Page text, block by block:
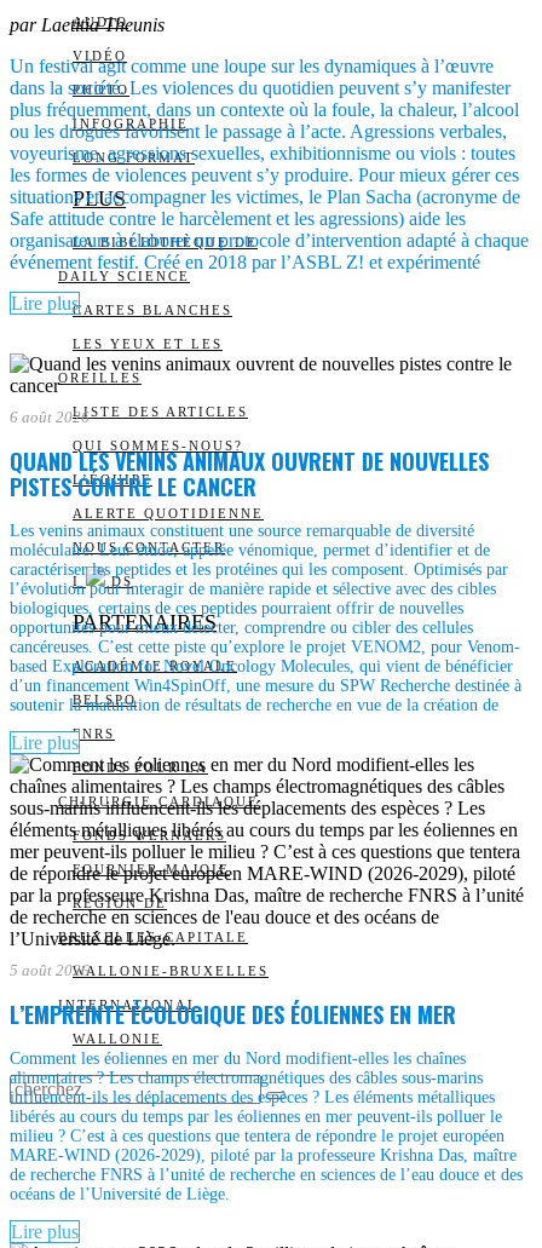
AUDIO
VIDÉO
PHOTO
INFOGRAPHIE
LONG FORMAT
PLUS
LA BIBLIOTHÈQUE DE
DAILY SCIENCE
CARTES BLANCHES
LES YEUX ET LES
OREILLES
LISTE DES ARTICLES
QUI SOMMES-NOUS?
L’ÉQUIPE
ALERTE QUOTIDIENNE
NOUS CONTACTER
I DS
PARTENAIRES
ACADÉMIE ROYALE
BELSPO
FNRS
FONDS POUR LA
CHIRURGIE CARDIAQUE
FONDS WERNAERS
FOURNIER-MAJOIE
RÉGION DE
BRUXELLES-CAPITALE
WALLONIE-BRUXELLES
INTERNATIONAL
WALLONIE
par Laetitia Theunis
Un festival agit comme une loupe sur les dynamiques à l’œuvre
dans la société. Les violences du quotidien peuvent s’y manifester
plus fréquemment, dans un contexte où la foule, la chaleur, l’alcool
ou les drogues favorisent le passage à l’acte. Agressions verbales,
voyeurisme, agressions sexuelles, exhibitionnisme ou viols : toutes
les formes de violences peuvent s’y produire. Pour mieux gérer ces
situations et accompagner les victimes, le Plan Sacha (acronyme de
Safe attitude contre le harcèlement et les agressions) aide les
organisateurs à élaborer un protocole d’intervention adapté à chaque
événement festif. Créé en 2018 par l’ASBL Z! et expérimenté
Lire plus
6 août 2026
QUAND LES VENINS ANIMAUX OUVRENT DE NOUVELLES
PISTES CONTRE LE CANCER
Les venins animaux constituent une source remarquable de diversité
moléculaire. Leur étude, appelée vénomique, permet d’identifier et de
caractériser les peptides et les protéines qui les composent. Optimisés par
l’évolution pour interagir de manière rapide et sélective avec des cibles
biologiques, certains de ces peptides pourraient offrir de nouvelles
opportunités pour mieux détecter, comprendre ou cibler des cellules
cancéreuses. C’est cette piste qu’explore le projet VENOM2, pour Venom-
based Exploration for Novel Oncology Molecules, qui vient de bénéficier
d’un financement Win4SpinOff, une mesure du SPW Recherche destinée à
soutenir la maturation de résultats de recherche en vue de la création de
Lire plus
5 août 2026
L’EMPREINTE ÉCOLOGIQUE DES ÉOLIENNES EN MER
Comment les éoliennes en mer du Nord modifient-elles les chaînes
alimentaires ? Les champs électromagnétiques des câbles sous-marins
influencent-ils les déplacements des espèces ? Les éléments métalliques
libérés au cours du temps par les éoliennes en mer peuvent-ils polluer le
milieu ? C’est à ces questions que tentera de répondre le projet européen
MARE-WIND (2026-2029), piloté par la professeure Krishna Das, maître
de recherche FNRS à l’unité de recherche en sciences de l’eau douce et des
océans de l’Université de Liège.
Lire plus